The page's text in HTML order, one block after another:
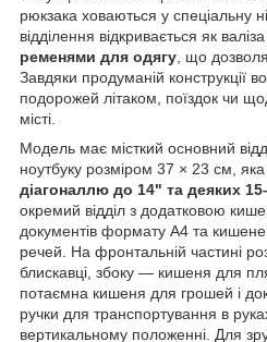
рюкзака ховаються у спеціальну
відділення відкривається як
ременями для одягу, що
Завдяки продуманій конструкції
подорожей літаком, поїздок чи
місті.
Модель має місткий основний
ноутбуку розміром 37 × 23 см,
діагоналлю до 14" та деяких
окремий відділ з додатковою
документів формату А4 та
речей. На фронтальній частині
блискавці, збоку — кишеня для
потаємна кишеня для грошей і
ручки для транспортування в
вертикальному положенні. Для